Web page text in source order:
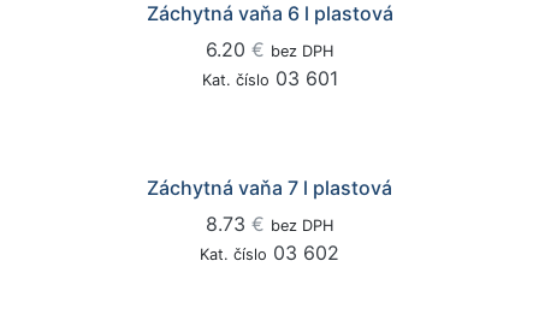
Záchytná vaňa 6 l plastová
6.20 € bez DPH
Kat. číslo 03 601
Záchytná vaňa 7 l plastová
8.73 € bez DPH
Kat. číslo 03 602